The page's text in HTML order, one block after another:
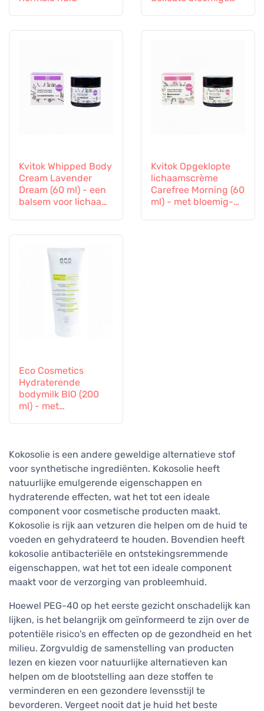
Kvitok Whipped Body
Cream Lavender
Dream (60 ml) - een
balsem voor lichaam
Kvitok Opgeklopte
lichaamscrème
Carefree Morning (60
ml) - met bloemig-
Eco Cosmetics
Hydraterende
bodymilk BIO (200
ml) - met
Kokosolie is een andere geweldige alternatieve stof
voor synthetische ingrediënten. Kokosolie heeft
natuurlijke emulgerende eigenschappen en
hydraterende effecten, wat het tot een ideale
component voor cosmetische producten maakt.
Kokosolie is rijk aan vetzuren die helpen om de huid te
voeden en gehydrateerd te houden. Bovendien heeft
kokosolie antibacteriële en ontstekingsremmende
eigenschappen, wat het tot een ideale component
maakt voor de verzorging van probleemhuid.
Hoewel PEG-40 op het eerste gezicht onschadelijk kan
lijken, is het belangrijk om geïnformeerd te zijn over de
potentiële risico's en effecten op de gezondheid en het
milieu. Zorgvuldig de samenstelling van producten
lezen en kiezen voor natuurlijke alternatieven kan
helpen om de blootstelling aan deze stoffen te
verminderen en een gezondere levensstijl te
bevorderen. Vergeet nooit dat je huid het beste